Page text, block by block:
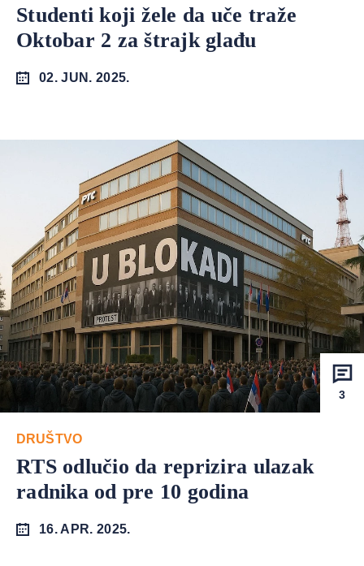
Studenti koji žele da uče traže
Oktobar 2 za štrajk glađu
02. JUN. 2025.
3
DRUŠTVO
RTS odlučio da reprizira ulazak
radnika od pre 10 godina
16. APR. 2025.